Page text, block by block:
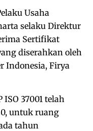
Usaha
selaku Direktur
Sertifikat
diserahkan oleh
Indonesia, Firya
37001 telah
untuk ruang
tahun